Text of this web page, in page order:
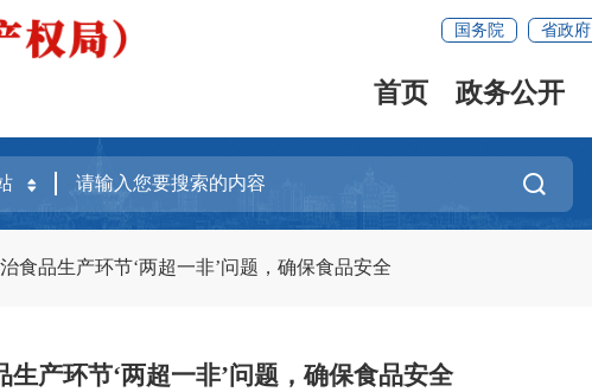
国务院 省政府
首页 政务公开
食品生产环节‘两超一非’问题，确保食品安全
生产环节‘两超一非’问题，确保食品安全